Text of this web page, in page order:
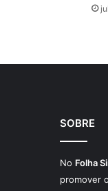
SOBRE
No Folha
promover